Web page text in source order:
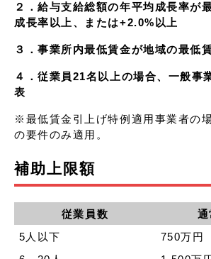
２．給与支給総額の年平均成長率が
成長率以上、または+2.0%以上
３．事業所内最低賃金が地域の最低
４．従業員21名以上の場合、一般事
表
※最低賃金引上げ特例適用事業者
の要件のみ適用。
補助上限額
従業員数
通
5人以下
750万円